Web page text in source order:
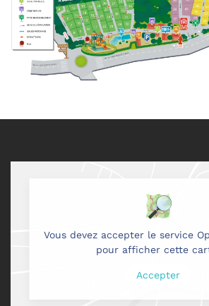
Vous devez accepter le service
pour afficher cette
Accepter